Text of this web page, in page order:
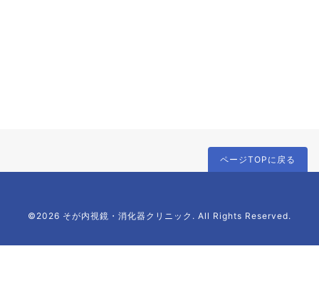
ページTOPに戻る
©2026 そが内視鏡・消化器クリニック. All Rights Reserved.